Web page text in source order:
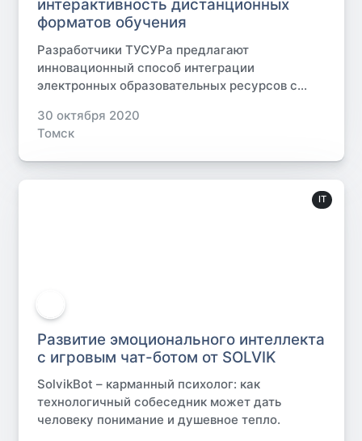
интерактивность дистанционных
форматов обучения
Разработчики ТУСУРа предлагают
инновационный способ интеграции
электронных образовательных ресурсов с...
30 октября 2020
Томск
IT
Развитие эмоционального интеллекта
с игровым чат-ботом от SOLVIK
SolvikBot – карманный психолог: как
технологичный собеседник может дать
человеку понимание и душевное тепло.